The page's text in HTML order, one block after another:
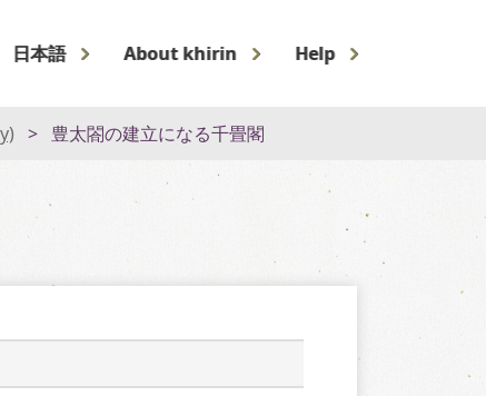
日本語 About khirin Help
豊太閤の建立になる千畳閣